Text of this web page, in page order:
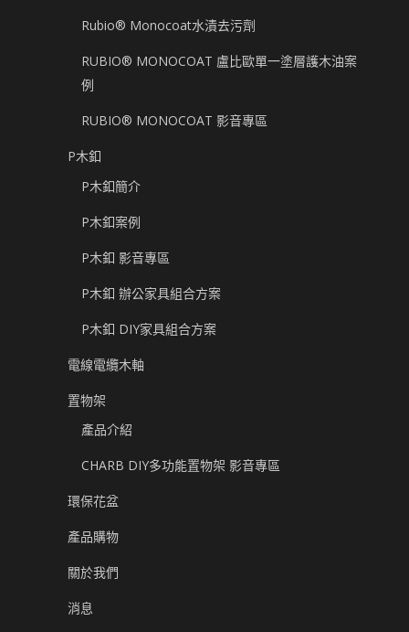
Rubio® Monocoat水漬去污劑
RUBIO® MONOCOAT 盧比歐單一塗層護木油案
例
RUBIO® MONOCOAT 影音專區
P木釦
P木釦簡介
P木釦案例
P木釦 影音專區
P木釦 辦公家具組合方案
P木釦 DIY家具組合方案
電線電纜木軸
置物架
產品介紹
CHARB DIY多功能置物架 影音專區
環保花盆
產品購物
關於我們
消息